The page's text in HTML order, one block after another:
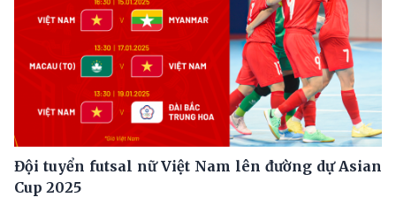
Đội tuyển futsal nữ Việt Nam lên đường dự Asian
Cup 2025